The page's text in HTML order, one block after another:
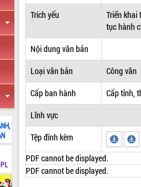
Trích yếu
Triển khai
tục hành
Nội dung văn bản
Loại văn bản
Công văn
Cấp ban hành
Cấp tỉnh,
Lĩnh vực
Tệp đính kèm
PDF cannot be displayed.
PDF cannot be displayed.